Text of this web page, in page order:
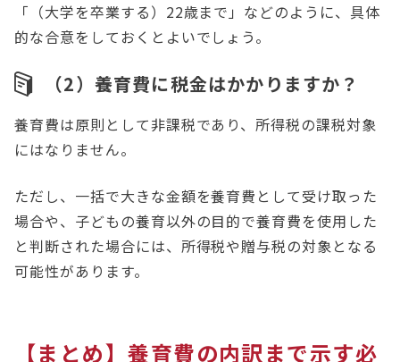
「（大学を卒業する）22歳まで」などのように、具体
的な合意をしておくとよいでしょう。
（2）養育費に税金はかかりますか？
養育費は原則として非課税であり、所得税の課税対象
にはなりません。
ただし、一括で大きな金額を養育費として受け取った
場合や、子どもの養育以外の目的で養育費を使用した
と判断された場合には、所得税や贈与税の対象となる
可能性があります。
【まとめ】養育費の内訳まで示す必